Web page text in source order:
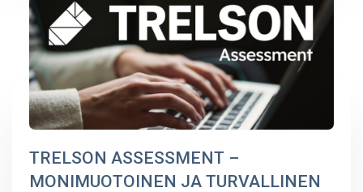
TRELSON ASSESSMENT –
MONIMUOTOINEN JA TURVALLINEN